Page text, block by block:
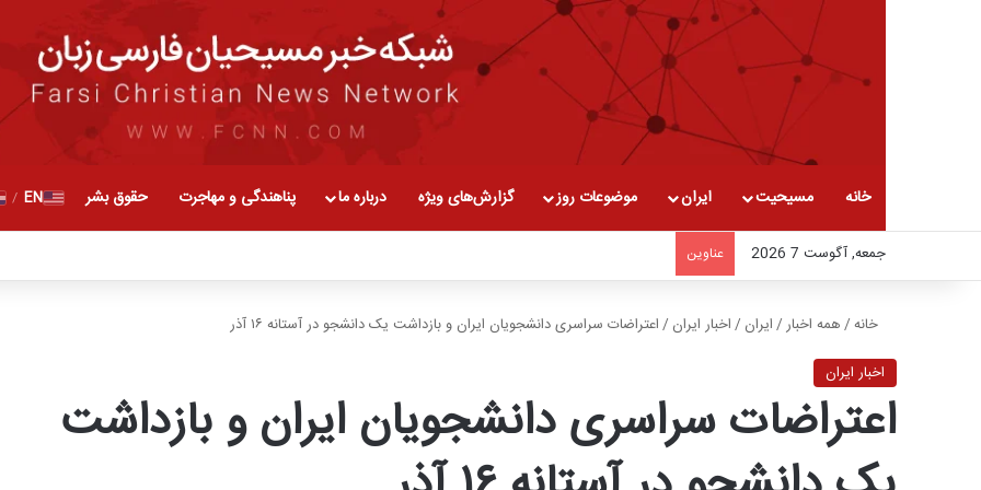
خانه مسیحیت ایران موضوعات روز گزارش‌های ویژه درباره ما پناهندگی و مهاجرت حقوق بشر EN
/
جمعه, آگوست 7 2026 عناوین
خانه/همه اخبار/ایران /اخبار ایران /اعتراضات سراسری دانشجویان ایران و بازداشت یک دانشجو در آستانه ۱۶ آذر
اخبار ایران
اعتراضات سراسری دانشجویان ایران و بازداشت